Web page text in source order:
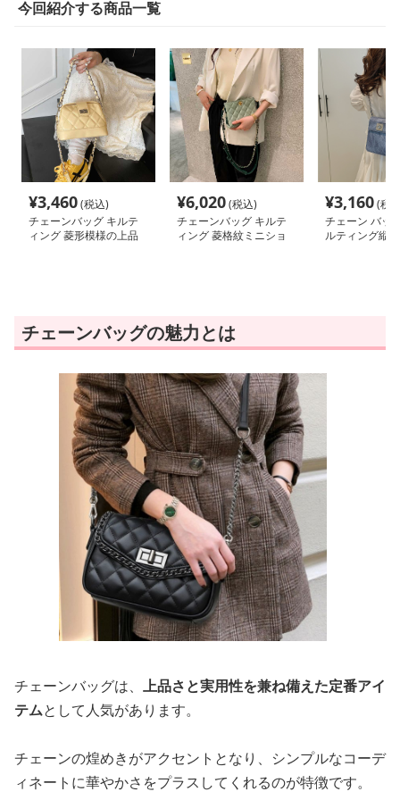
今回紹介する商品一覧
¥3,460(税込)
チェーンバッグ キルテ
ィング 菱形模様の上品
¥6,020(税込)
チェーンバッグ キルテ
ィング 菱格紋ミニショ
¥3,160(税
チェーン バッ
ルティング縦
チェーンバッグの魅力とは
チェーンバッグは、 上品さと実用性を兼ね備えた定番アイ
テムとして人気があります。
チェーンの煌めきがアクセントとなり、シンプルなコーデ
ィネートに華やかさをプラスしてくれるのが特徴です。